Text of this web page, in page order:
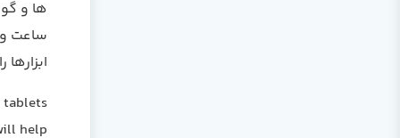
ساعت
tablets
help